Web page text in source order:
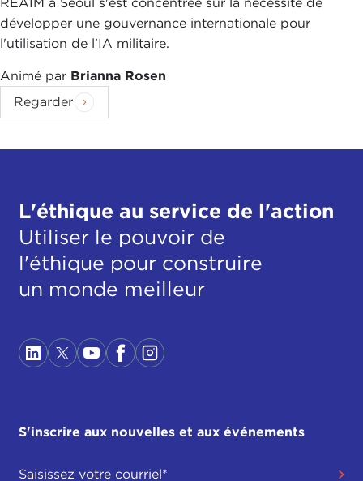
développer une gouvernance internationale pour
l'utilisation de l'IA militaire.
Animé par Brianna Rosen
Regarder
L'éthique au service de l'action
Utiliser le pouvoir de
l'éthique pour construire
un monde meilleur
S'inscrire aux nouvelles et aux événements